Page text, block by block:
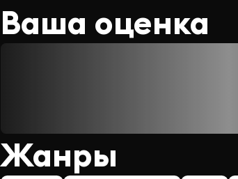
Ваша оценка
Жанры